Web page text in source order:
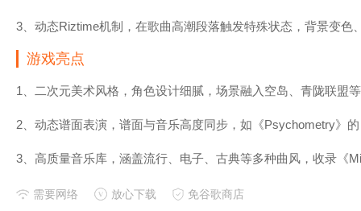
3、动态Riztime机制，在歌曲高潮段落触发特殊状态，背景变
游戏亮点
1、二次元美术风格，角色设计细腻，场景融入空岛、青陇联盟
2、动态谱面表演，谱面与音乐高度同步，如《Psychometry》
3、高质量音乐库，涵盖流行、电子、古典等多种曲风，收录《
需要网络 放心下载 免谷歌商店